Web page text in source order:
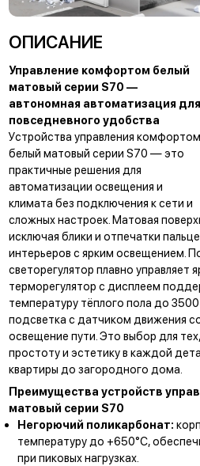
переключаются на
ОПИСАНИЕ
Управление комфортом белый
матовый серии S70 —
автономная автоматизация для
повседневного удобства
Устройства управления комфортом
белый матовый серии S70 — это
практичные решения для
автоматизации освещения и
климата без подключения к сети и
сложных настроек. Матовая
исключая блики и отпечатки
интерьеров с ярким освещением.
светорегулятор плавно управляет
терморегулятор с дисплеем
температуру тёплого пола до
подсветка с датчиком движения
освещение пути. Это выбор для
простоту и эстетику в каждой
квартиры до загородного дома.
Преимущества устройств
матовый серии S70
Негорючий поликарбонат:
температуру до +650°С,
при пиковых нагрузках.